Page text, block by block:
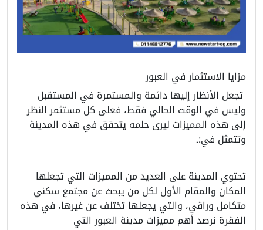
مزايا الاستثمار في العبور
تجعل الأنظار إليها دائمة والمستمرة في المستقبل
وليس في الوقت الحالي فقط، فعلى كل مستثمر النظر
إلى هذه المميزات ليرى حلمه يتحقق في هذه المدينة
وتتمثل في:ـ
تحتوي المدينة على العديد من المميزات التي تجعلها
المكان والمقام الأول لكل من يبحث عن مجتمع سكني
متكامل وراقي، والتي يجعلها تختلف عن غيرها، في هذه
الفقرة نرصد أهم مميزات مدينة العبور التي